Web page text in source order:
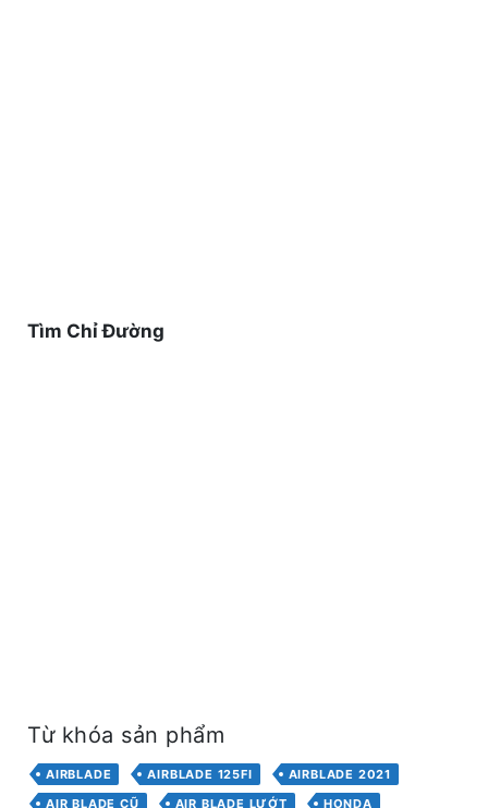
Tìm Chỉ Đường
Từ khóa sản phẩm
AIRBLADE AIRBLADE 125FI
AIRBLADE 2021
AIR BLADE CŨ
AIR BLADE LƯỚT HONDA